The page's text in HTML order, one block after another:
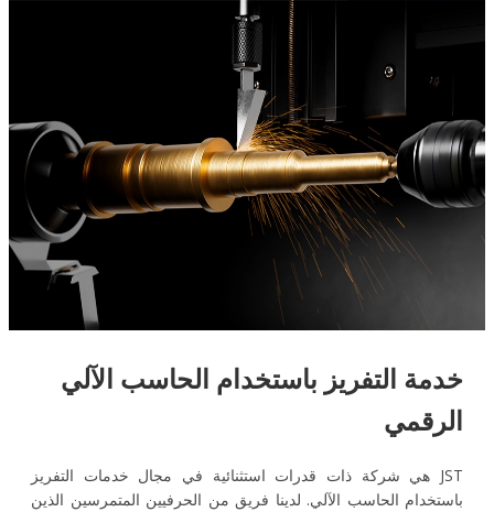
خدمة التفريز باستخدام الحاسب الآلي
الرقمي
JST هي شركة ذات قدرات استثنائية في مجال خدمات التفريز
باستخدام الحاسب الآلي. لدينا فريق من الحرفيين المتمرسين الذين